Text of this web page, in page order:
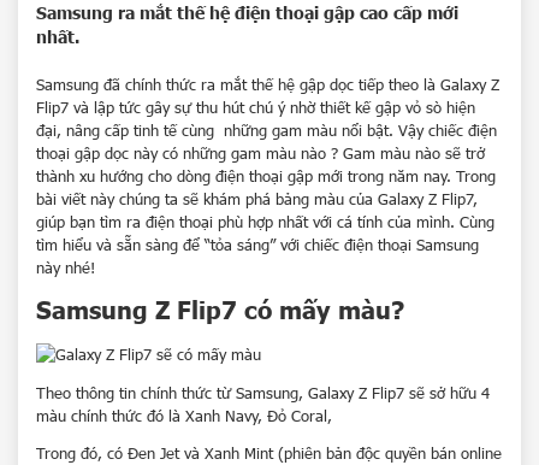
Samsung ra mắt thế hệ điện thoại gập cao cấp mới
nhất.
Samsung đã chính thức ra mắt thế hệ gập dọc tiếp theo là Galaxy Z
Flip7 và lập tức gây sự thu hút chú ý nhờ thiết kế gập vỏ sò hiện
đại, nâng cấp tinh tế cùng những gam màu nổi bật. Vậy chiếc điện
thoại gập dọc này có những gam màu nào ? Gam màu nào sẽ trở
thành xu hướng cho dòng điện thoại gập mới trong năm nay. Trong
bài viết này chúng ta sẽ khám phá bảng màu của Galaxy Z Flip7,
giúp bạn tìm ra điện thoại phù hợp nhất với cá tính của mình. Cùng
tìm hiểu và sẵn sàng để “tỏa sáng” với chiếc điện thoại Samsung
này nhé!
Samsung Z Flip7 có mấy màu?
Theo thông tin chính thức từSamsung, Galaxy Z Flip7 sẽ sở hữu 4
màu chính thức đó là Xanh Navy, Đỏ Coral,
Trong đó, có Đen Jet và Xanh Mint (phiên bản độc quyền bán online